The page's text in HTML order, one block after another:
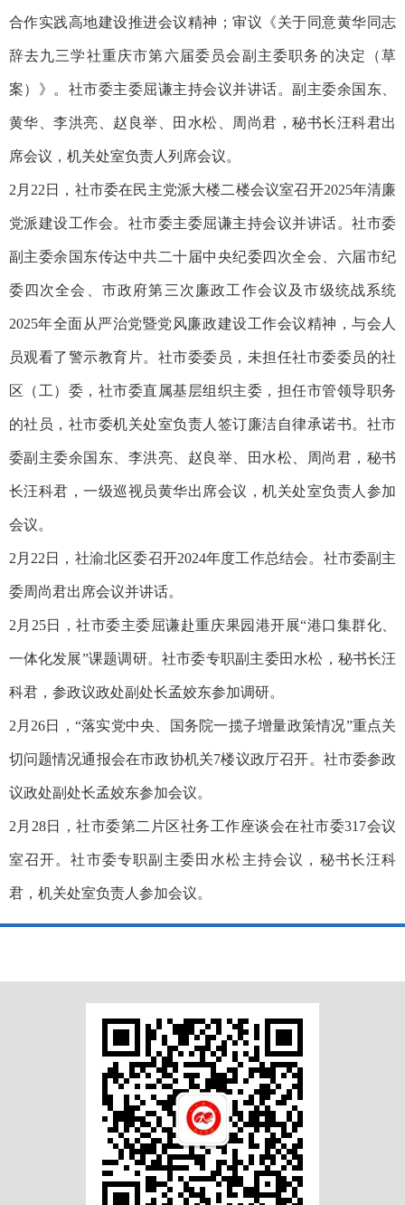
合作实践高地建设推进会议精神；审议《关于同意黄华同志
辞去九三学社重庆市第六届委员会副主委职务的决定（草
案）》。社市委主委屈谦主持会议并讲话。副主委余国东、
黄华、李洪亮、赵良举、田水松、周尚君，秘书长汪科君出
席会议，机关处室负责人列席会议。
2月22日，社市委在民主党派大楼二楼会议室召开2025年清廉
党派建设工作会。社市委主委屈谦主持会议并讲话。社市委
副主委余国东传达中共二十届中央纪委四次全会、六届市纪
委四次全会、市政府第三次廉政工作会议及市级统战系统
2025年全面从严治党暨党风廉政建设工作会议精神，与会人
员观看了警示教育片。社市委委员，未担任社市委委员的社
区（工）委，社市委直属基层组织主委，担任市管领导职务
的社员，社市委机关处室负责人签订廉洁自律承诺书。社市
委副主委余国东、李洪亮、赵良举、田水松、周尚君，秘书
长汪科君，一级巡视员黄华出席会议，机关处室负责人参加
会议。
2月22日，社渝北区委召开2024年度工作总结会。社市委副主
委周尚君出席会议并讲话。
2月25日，社市委主委屈谦赴重庆果园港开展“港口集群化、
一体化发展”课题调研。社市委专职副主委田水松，秘书长汪
科君，参政议政处副处长孟姣东参加调研。
2月26日，“落实党中央、国务院一揽子增量政策情况”重点关
切问题情况通报会在市政协机关7楼议政厅召开。社市委参政
议政处副处长孟姣东参加会议。
2月28日，社市委第二片区社务工作座谈会在社市委317会议
室召开。社市委专职副主委田水松主持会议，秘书长汪科
君，机关处室负责人参加会议。